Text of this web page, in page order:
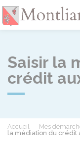
Saisir la
crédit
Accueil Mes
la médiation du crédit